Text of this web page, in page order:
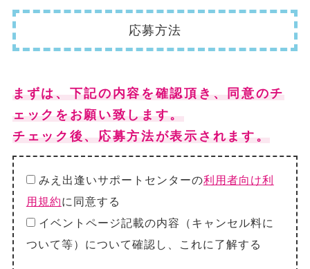
応募方法
まずは、下記の内容を確認頂き、同意のチ
ェックをお願い致します。
チェック後、応募方法が表示されます。
みえ出逢いサポートセンターの利用者向け利
用規約に同意する
イベントページ記載の内容（キャンセル料に
ついて等）について確認し、これに了解する